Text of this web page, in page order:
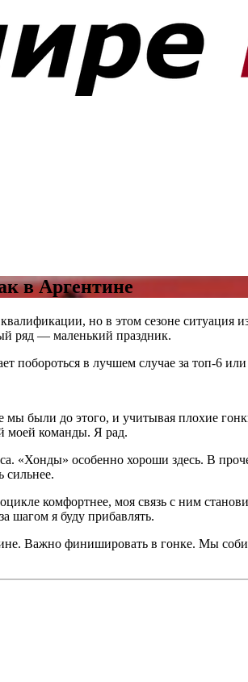
в Аргентине
но в этом сезоне
ряд — маленький праздник.
побороться в лучшем случае за топ-6
были до этого, и учитывая плохие
моей команды. Я рад.
«Хонды» особенно хороши здесь. В
сильнее.
комфортнее, моя связь с ним
шагом я буду прибавлять.
Важно финишировать в гонке. Мы